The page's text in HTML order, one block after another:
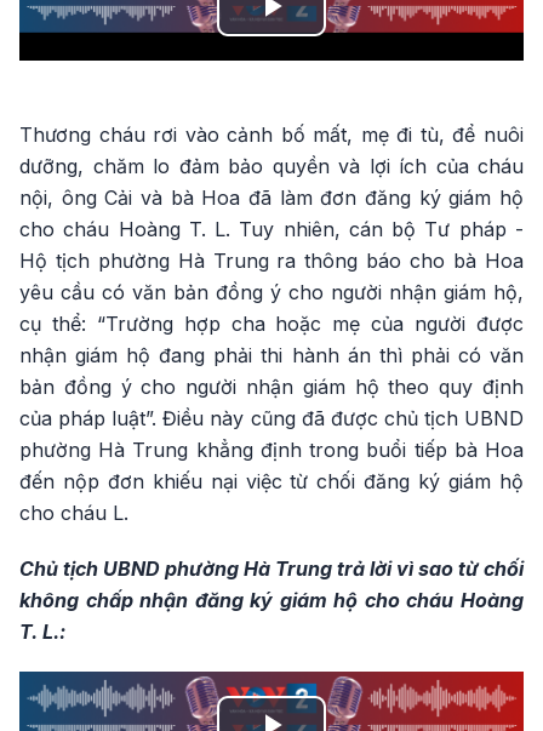
Play
Thương cháu rơi vào cảnh bố mất, mẹ đi tù, để nuôi
dưỡng, chăm lo đảm bảo quyền và lợi ích của cháu
nội, ông Cải và bà Hoa đã làm đơn đăng ký giám hộ
cho cháu Hoàng T. L. Tuy nhiên, cán bộ Tư pháp -
Hộ tịch phường Hà Trung ra thông báo cho bà Hoa
yêu cầu có văn bản đồng ý cho người nhận giám hộ,
cụ thể: “Trường hợp cha hoặc mẹ của người được
nhận giám hộ đang phải thi hành án thì phải có văn
bản đồng ý cho người nhận giám hộ theo quy định
của pháp luật”. Điều này cũng đã được chủ tịch UBND
phường Hà Trung khẳng định trong buổi tiếp bà Hoa
đến nộp đơn khiếu nại việc từ chối đăng ký giám hộ
cho cháu L.
Chủ tịch UBND phường Hà Trung trả lời vì sao từ chối
không chấp nhận đăng ký giám hộ cho cháu Hoàng
T. L.: